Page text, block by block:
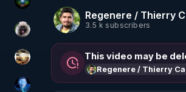
WakeUp
Priscane
patatrak
AH2020
Regenere / Thierry
3.5 k subscribers
This video may be
Regenere / Thierry